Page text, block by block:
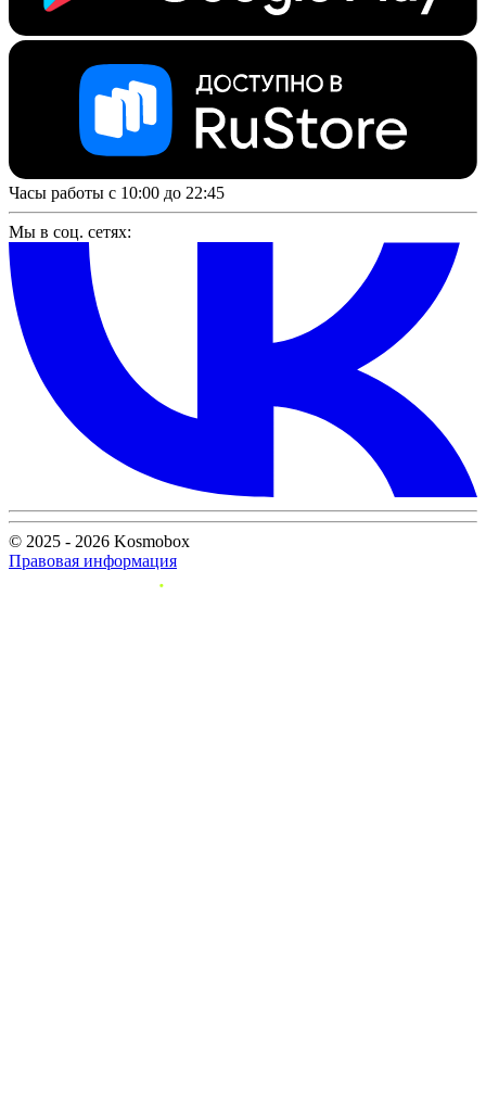
Часы работы с 10:00 до 22:45
Мы в соц. сетях:
© 2025 - 2026 Kosmobox
Правовая информация